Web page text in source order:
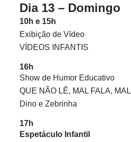
Dia 13 – Domingo
10h e 15h
Exibição de Vídeo
VÍDEOS INFANTIS
16h
Show de Humor Educativo
QUE NÃO LÊ, MAL FALA, MAL
Dino e Zebrinha
17h
Espetáculo Infantil